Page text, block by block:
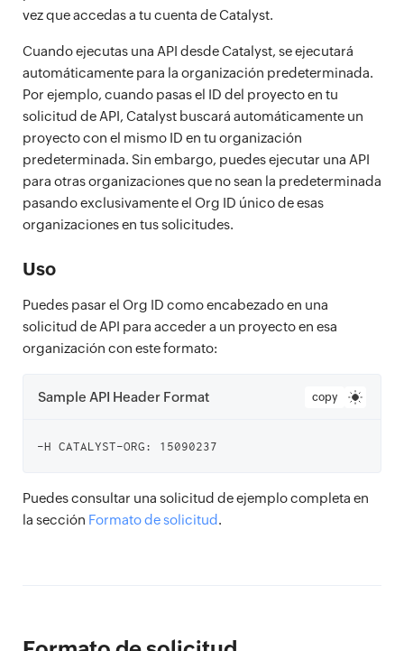
vez que accedas a tu cuenta de Catalyst.
Cuando ejecutas una API desde Catalyst, se ejecutará
automáticamente para la organización predeterminada.
Por ejemplo, cuando pasas el ID del proyecto en tu
solicitud de API, Catalyst buscará automáticamente un
proyecto con el mismo ID en tu organización
predeterminada. Sin embargo, puedes ejecutar una API
para otras organizaciones que no sean la predeterminada
pasando exclusivamente el Org ID único de esas
organizaciones en tus solicitudes.
Uso
Puedes pasar el Org ID como encabezado en una
solicitud de API para acceder a un proyecto en esa
organización con este formato:
Sample API Header Format copy
Puedes consultar una solicitud de ejemplo completa en
la sección Formato de solicitud .